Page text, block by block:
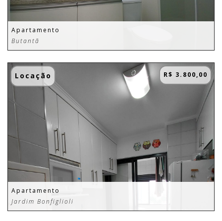
Apartamento
Butantã
Locação R$ 3.800,00
Apartamento
Jardim Bonfiglioli